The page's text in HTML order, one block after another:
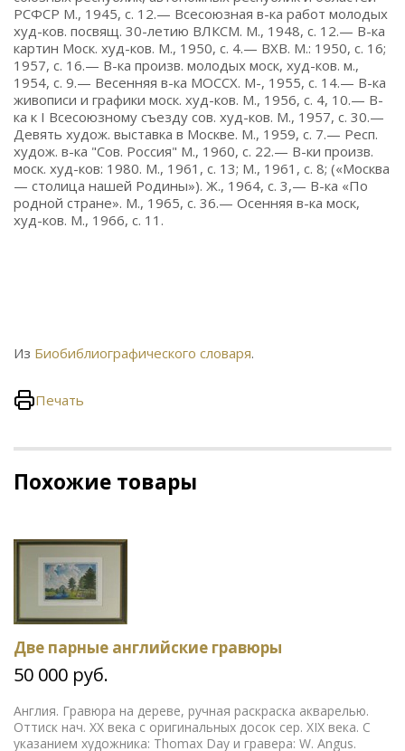
РСФСР М., 1945, с. 12.— Всесоюзная в-ка работ молодых
худ-ков. посвящ. 30-летию ВЛКСМ. М., 1948, с. 12.— В-ка
картин Моск. худ-ков. М., 1950, с. 4.— ВХВ. М.: 1950, с. 16;
1957, с. 16.— В-ка произв. молодых моск, худ-ков. м.,
1954, с. 9.— Весенняя в-ка MOCCX. M-, 1955, с. 14.— В-ка
живописи и графики моск. худ-ков. М., 1956, с. 4, 10.— В-
ка к I Всесоюзному съезду сов. худ-ков. М., 1957, с. 30.—
Девять худож. выставка в Москве. М., 1959, с. 7.— Респ.
худож. в-ка "Сов. Россия" М., 1960, с. 22.— В-ки произв.
моск. худ-ков: 1980. М., 1961, с. 13; М., 1961, с. 8; («Москва
— столица нашей Родины»). Ж., 1964, с. 3,— В-ка «По
родной стране». М., 1965, с. 36.— Осенняя в-ка моск,
худ-ков. М., 1966, с. 11.
Из Биобиблиографического словаря.
Печать
Похожие товары
Две парные английские гравюры
50 000 руб.
Англия. Гравюра на дереве, ручная раскраска акварелью.
Оттиск нач. ХХ века с оригинальных досок сер. ХIХ века. С
указанием художника: Thomax Day и гравера: W. Angus.